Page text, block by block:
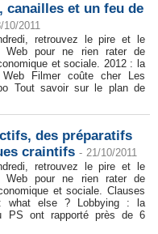
canailles et un feu de
10/2011
retrouvez le pire et le
Web pour ne rien rater de
et sociale. 2012 : la
Filmer coûte cher Les
Tout savoir sur le plan de
des préparatifs
craintifs - 21/10/2011
retrouvez le pire et le
Web pour ne rien rater de
et sociale. Clauses
: what else ? Lobbying : la
PS ont rapporté près de 6